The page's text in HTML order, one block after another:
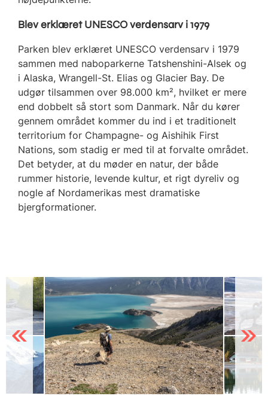
Blev erklæret UNESCO verdensarv i 1979
Parken blev erklæret UNESCO verdensarv i 1979
sammen med naboparkerne Tatshenshini-Alsek og
i Alaska, Wrangell-St. Elias og Glacier Bay. De
udgør tilsammen over 98.000 km², hvilket er mere
end dobbelt så stort som Danmark. Når du kører
gennem området kommer du ind i et traditionelt
territorium for Champagne- og Aishihik First
Nations, som stadig er med til at forvalte området.
Det betyder, at du møder en natur, der både
rummer historie, levende kultur, et rigt dyreliv og
nogle af Nordamerikas mest dramatiske
bjergformationer.
Previous Next